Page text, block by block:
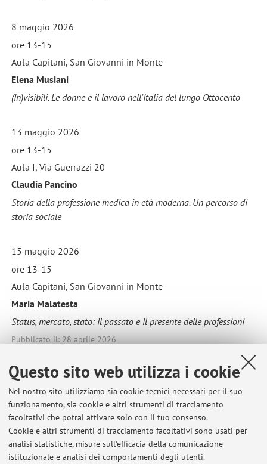
Questo sito web utilizza i cookie
Nel nostro sito utilizziamo sia cookie tecnici necessari per il suo
funzionamento, sia cookie e altri strumenti di tracciamento
facoltativi che potrai attivare solo con il tuo consenso.
Cookie e altri strumenti di tracciamento facoltativi sono usati per
analisi statistiche, misure sull'efficacia della comunicazione
istituzionale e analisi dei comportamenti degli utenti.
8 maggio 2026
ore 13-15
Aula Capitani, San Giovanni in Monte
Elena Musiani
(In)visibili. Le donne e il lavoro nell'Italia del lungo Ottocento
13 maggio 2026
ore 13-15
Aula I, Via Guerrazzi 20
Claudia Pancino
Storia della professione medica in età moderna. Un percorso di
storia sociale
15 maggio 2026
ore 13-15
Aula Capitani, San Giovanni in Monte
Maria Malatesta
Status, mercato, stato: il passato e il presente delle professioni
Pubblicato il: 28 aprile 2026
Ultimi avvisi
Risultati del preappello di Storia moderna del 3 giugno 2026 (parte
A- scritto)
Pubblicato il: 07 giugno 2026